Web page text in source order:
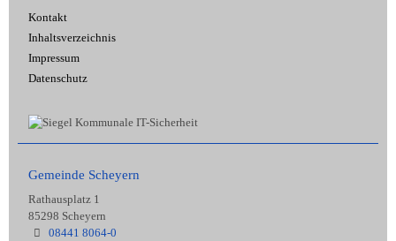
Kontakt
Inhaltsverzeichnis
Impressum
Datenschutz
Gemeinde Scheyern
Rathausplatz 1
85298 Scheyern
08441 8064-0